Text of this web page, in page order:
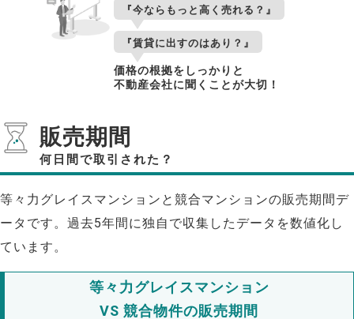
『今ならもっと高く売れる？』
『賃貸に出すのはあり？』
価格の根拠をしっかりと
不動産会社に聞くことが大切！
販売期間
何日間で取引された？
等々力グレイスマンションと競合マンションの販売期間デ
ータです。過去5年間に独自で収集したデータを数値化し
ています。
等々力グレイスマンション
VS 競合物件の販売期間